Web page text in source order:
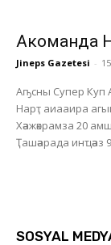
Акоманда
Jineps Gazetesi -
Аҧсны Супер
Нарҭ аиааира
Хәажәкрамза 20
Ҭашәарада инҵәаз
SOSYAL